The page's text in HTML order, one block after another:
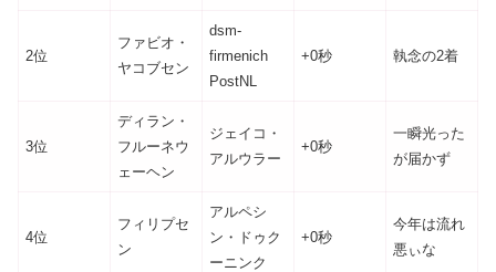
2位
ファビオ・
ヤコブセン
dsm-
firmenich
PostNL
+0秒 執念の2着
3位
ディラン・
フルーネウ
ェーヘン
ジェイコ・
アルウラー
+0秒
一瞬光った
が届かず
4位
フィリプセ
ン
アルペシ
ン・ドゥク
ーニンク
+0秒
今年は流れ
悪ぃな